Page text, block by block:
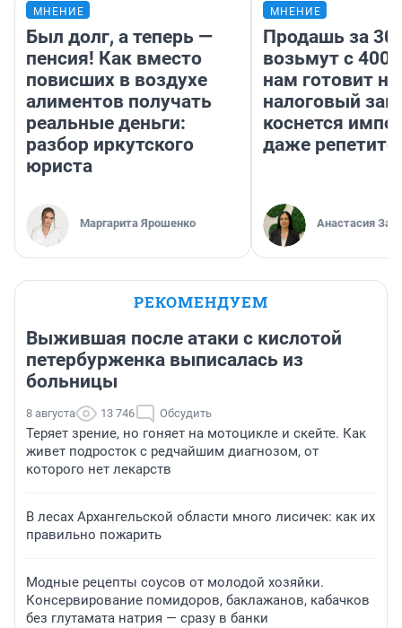
МНЕНИЕ
Был долг, а теперь —
пенсия! Как вместо
повисших в воздухе
алиментов получать
реальные деньги:
разбор иркутского
юриста
Маргарита Ярошенко
МНЕНИЕ
Продашь за
возьмут с
нам готовит
налоговый
коснется
даже
Анастасия
РЕКОМЕНДУЕМ
Выжившая после атаки с кислотой
петербурженка выписалась из
больницы
8 августа 13 746 Обсудить
Теряет зрение, но гоняет на мотоцикле и скейте. Как
живет подросток с редчайшим диагнозом, от
которого нет лекарств
В лесах Архангельской области много лисичек: как их
правильно пожарить
Модные рецепты соусов от молодой хозяйки.
Консервирование помидоров, баклажанов, кабачков
без глутамата натрия — сразу в банки